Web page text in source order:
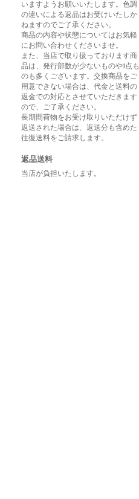
いますようお願いいたします。色調
の違いによる返品はお受けいたしか
ねますのでご了承ください。
商品の内容や状態についてはお気軽
にお問い合わせくださいませ。
また、当店で取り扱っております商
品は、発行部数が少ないものや1点も
のも多くございます。交換商品をご
用意できない場合は、代金と送料の
返金での対応とさせていただきます
ので、ご了承ください。
長期間荷物をお受け取りいただけず
返送された場合は、返送分も含めた
往復送料をご請求します。
返品送料
当店が負担いたします。